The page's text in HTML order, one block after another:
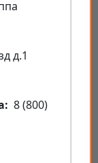
д.1
8 (800)